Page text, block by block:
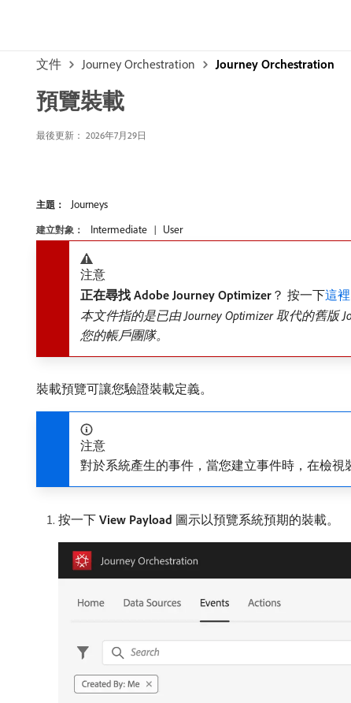
文件 Journey Orchestration Journey Orchestration
預覽裝載
最後更新： 2026年7月29日
主題： Journeys
建立對象： Intermediate User
注意
正在尋找 Adobe Journey Optimizer ？ 按一下這裡
本文件指的是已由 Journey Optimizer 取代的舊版
您的帳戶團隊。
裝載預覽可讓您驗證裝載定義。
注意
對於系統產生的事件，當您建立事件時，在檢視
按一下​ View Payload ​圖示以預覽系統預期的裝載。